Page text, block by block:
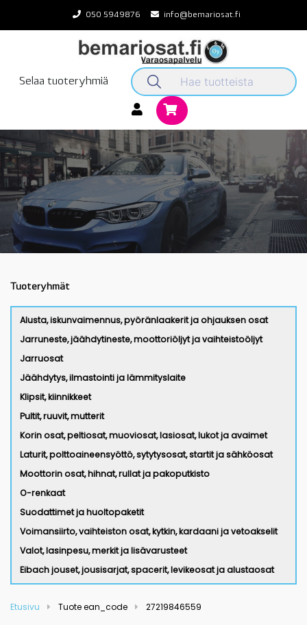
content
050 5949876 info@bemariosat.fi
Selaa tuoteryhmiä
Tuoteryhmät
Alusta, iskunvaimennus, pyöränlaakerit ja ohjauksen osat
Jarruneste, jäähdytineste, moottoriöljyt ja vaihteistoöljyt
Jarruosat
Jäähdytys, ilmastointi ja lämmityslaite
Klipsit, kiinnikkeet
Pultit, ruuvit, mutterit
Korin osat, peltiosat, muoviosat, lasiosat, lukot ja avaimet
Laturit, polttoaineensyöttö, sytytysosat, startit ja sähköosat
Moottorin osat, hihnat, rullat ja pakoputkisto
O-renkaat
Suodattimet ja huoltopaketit
Voimansiirto, vaihteiston osat, kytkin, kardaani ja vetoakselit
Valot, lasinpesu, merkit ja lisävarusteet
Eibach jouset, jousisarjat, spacerit, levikeosat ja alustaosat
Etusivu Tuote ean_code 27219846559